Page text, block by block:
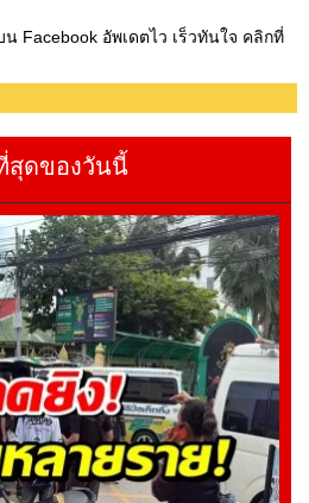
Facebook อัพเดตไว เร็วทันใจ คลิกที่
สุดของวันนี้